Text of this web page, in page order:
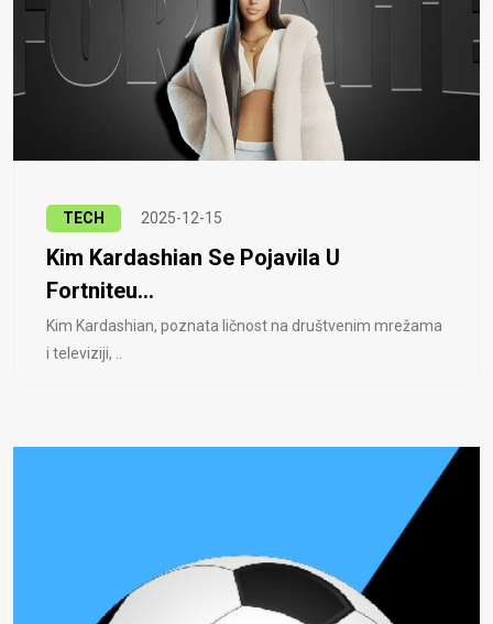
TECH 2025-12-15
Kim Kardashian Se Pojavila U
Fortniteu...
Kim Kardashian, poznata ličnost na društvenim mrežama
i televiziji, ..